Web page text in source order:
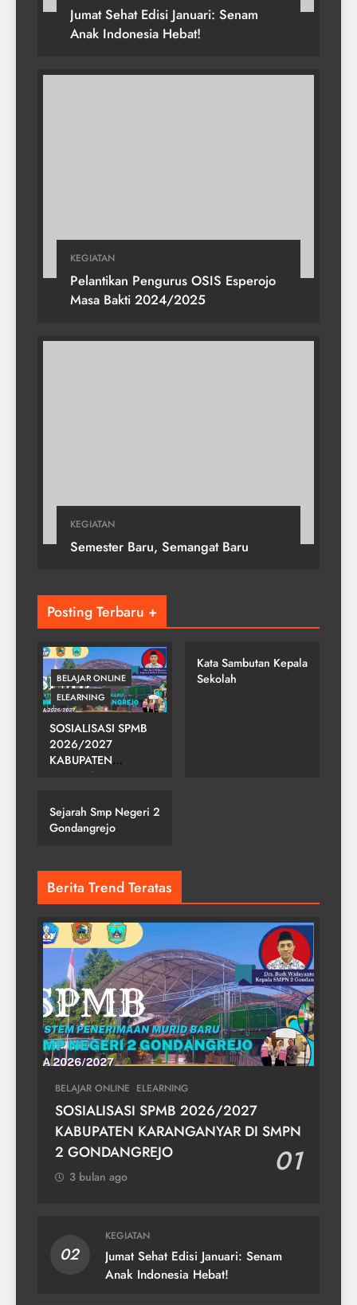
Jumat Sehat Edisi Januari: Senam
Anak Indonesia Hebat!
KEGIATAN
Pelantikan Pengurus OSIS Esperojo
Masa Bakti 2024/2025
KEGIATAN
Semester Baru, Semangat Baru
Posting Terbaru +
BELAJAR ONLINE
ELEARNING
SOSIALISASI SPMB
2026/2027
KABUPATEN
KARANGANYAR DI
GONDANGREJO
GONDANGREJO
Kata Sambutan Kepala
Sekolah
SMP NEGERI 2
Sejarah Smp Negeri 2
Gondangrejo
Berita Trend Teratas
BELAJAR ONLINE ELEARNING
SOSIALISASI SPMB 2026/2027
KABUPATEN KARANGANYAR DI SMPN
2 GONDANGREJO
01
3 bulan ago
02
KEGIATAN
Jumat Sehat Edisi Januari: Senam
Anak Indonesia Hebat!